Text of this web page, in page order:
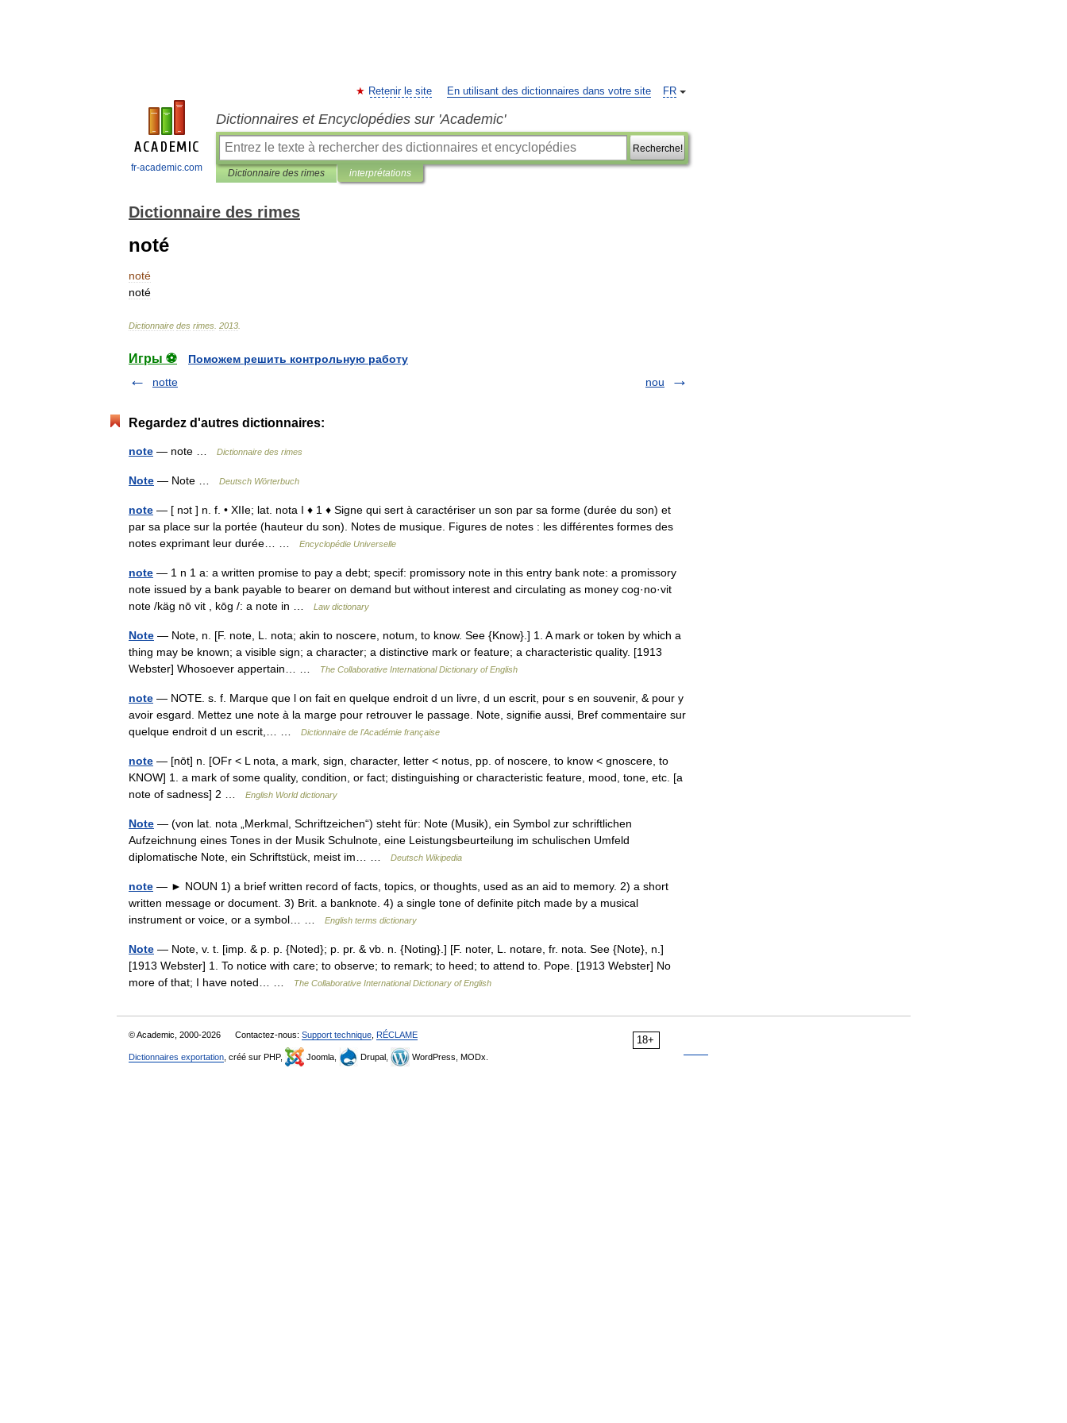
fr-academic.com
FR
Retenir le site En utilisant des dictionnaires dans votre site
Dictionnaires et Encyclopédies sur 'Academic'
Recherche!
Dictionnaire des rimes interprétations
Dictionnaire des rimes
noté
noté
noté
Dictionnaire des rimes 2013
Игры ⚽
Поможем решить контрольную работу
notte
nou
Regardez d'autres dictionnaires:
note — note … Dictionnaire des rimes
Note — Note … Deutsch Wörterbuch
note — [ nɔt ] n. f. • XIIe; lat. nota I ♦ 1 ♦ Signe qui sert à caractériser un son par sa forme (durée du son) et
par sa place sur la portée (hauteur du son). Notes de musique. Figures de notes : les différentes formes des
notes exprimant leur durée… …
Encyclopédie Universelle
note — 1 n 1 a: a written promise to pay a debt; specif: promissory note in this entry bank note: a promissory
note issued by a bank payable to bearer on demand but without interest and circulating as money cog·no·vit
note /käg nō vit , kōg /: a note in …
Law dictionary
Note — Note, n. [F. note, L. nota; akin to noscere, notum, to know. See {Know}.] 1. A mark or token by which a
thing may be known; a visible sign; a character; a distinctive mark or feature; a characteristic quality. [1913
Webster] Whosoever appertain… …
The Collaborative International Dictionary of English
note — NOTE. s. f. Marque que l on fait en quelque endroit d un livre, d un escrit, pour s en souvenir, & pour y
avoir esgard. Mettez une note à la marge pour retrouver le passage. Note, signifie aussi, Bref commentaire sur
quelque endroit d un escrit,… …
Dictionnaire de l'Académie française
note — [nōt] n. [OFr < L nota, a mark, sign, character, letter < notus, pp. of noscere, to know < gnoscere, to
KNOW] 1. a mark of some quality, condition, or fact; distinguishing or characteristic feature, mood, tone, etc. [a
note of sadness] 2 …
English World dictionary
Note — (von lat. nota „Merkmal, Schriftzeichen“) steht für: Note (Musik), ein Symbol zur schriftlichen
Aufzeichnung eines Tones in der Musik Schulnote, eine Leistungsbeurteilung im schulischen Umfeld
diplomatische Note, ein Schriftstück, meist im… …
Deutsch Wikipedia
note — ► NOUN 1) a brief written record of facts, topics, or thoughts, used as an aid to memory. 2) a short
written message or document. 3) Brit. a banknote. 4) a single tone of definite pitch made by a musical
instrument or voice, or a symbol… …
English terms dictionary
Note — Note, v. t. [imp. & p. p. {Noted}; p. pr. & vb. n. {Noting}.] [F. noter, L. notare, fr. nota. See {Note}, n.]
[1913 Webster] 1. To notice with care; to observe; to remark; to heed; to attend to. Pope. [1913 Webster] No
more of that; I have noted… …
The Collaborative International Dictionary of English
18+
© Academic, 2000-2026 Contactez-nous: Support technique RÉCLAME
Dictionnaires exportation , créé sur PHP, Joomla, Drupal, WordPress, MODx.